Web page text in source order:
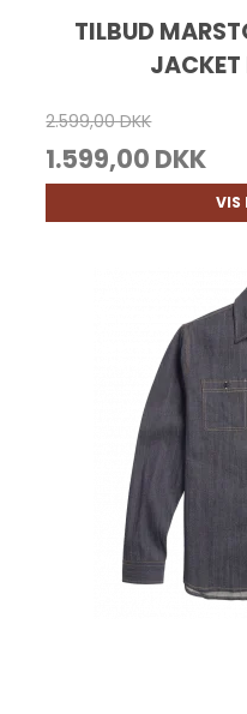
TILBUD
2.599,00 DKK
1.599,00 DKK
VIS